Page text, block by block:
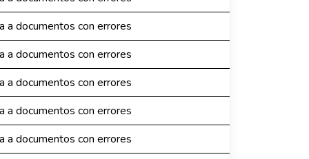
a documentos con errores
a documentos con errores
a documentos con errores
a documentos con errores
a documentos con errores